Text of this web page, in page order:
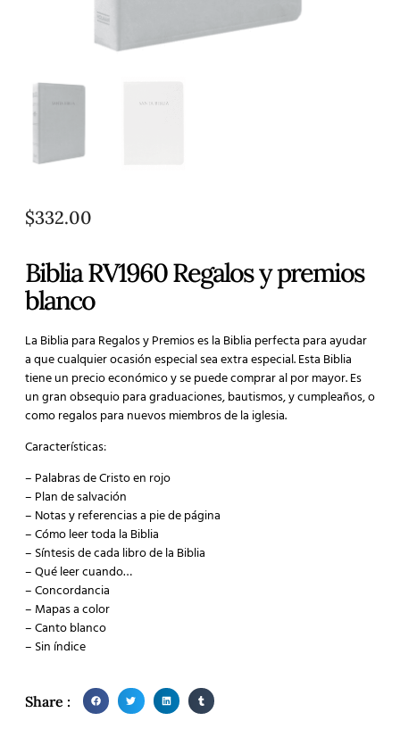
$332.00
Biblia RV1960 Regalos y premios
blanco
La Biblia para Regalos y Premios es la Biblia perfecta para ayudar
a que cualquier ocasión especial sea extra especial. Esta Biblia
tiene un precio económico y se puede comprar al por mayor. Es
un gran obsequio para graduaciones, bautismos, y cumpleaños, o
como regalos para nuevos miembros de la iglesia.
Características:
– Palabras de Cristo en rojo
– Plan de salvación
– Notas y referencias a pie de página
– Cómo leer toda la Biblia
– Síntesis de cada libro de la Biblia
– Qué leer cuando…
– Concordancia
– Mapas a color
– Canto blanco
– Sin índice
Share :